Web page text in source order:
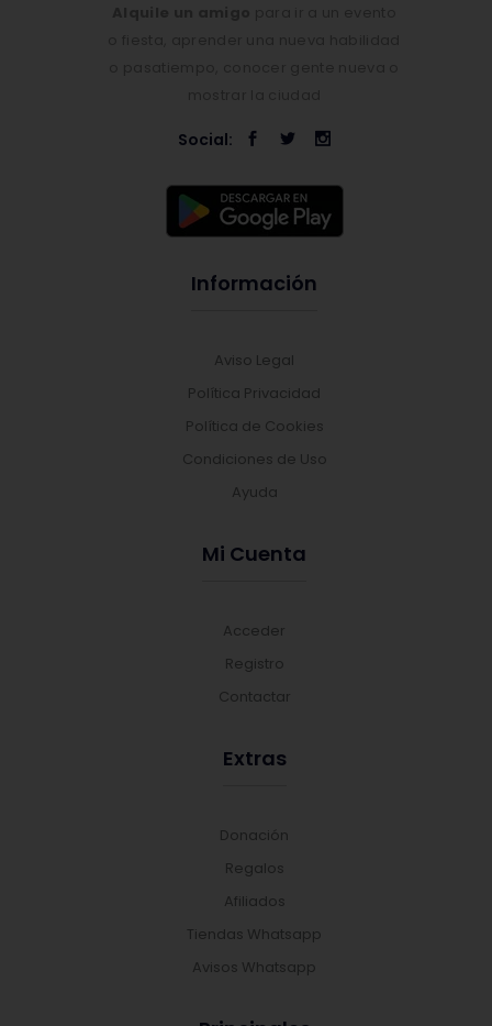
Social:
Información
Aviso Legal
Política Privacidad
Política de Cookies
Condiciones de Uso
Ayuda
Mi Cuenta
Acceder
Registro
Contactar
Extras
Donación
Regalos
Afiliados
Tiendas Whatsapp
Avisos Whatsapp